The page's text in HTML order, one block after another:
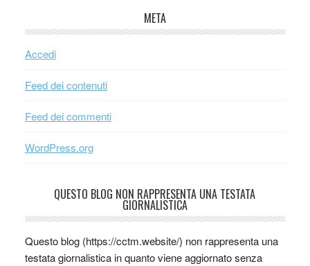
META
Accedi
Feed dei contenuti
Feed dei commenti
WordPress.org
QUESTO BLOG NON RAPPRESENTA UNA TESTATA
GIORNALISTICA
Questo blog (https://cctm.website/) non rappresenta una
testata giornalistica in quanto viene aggiornato senza